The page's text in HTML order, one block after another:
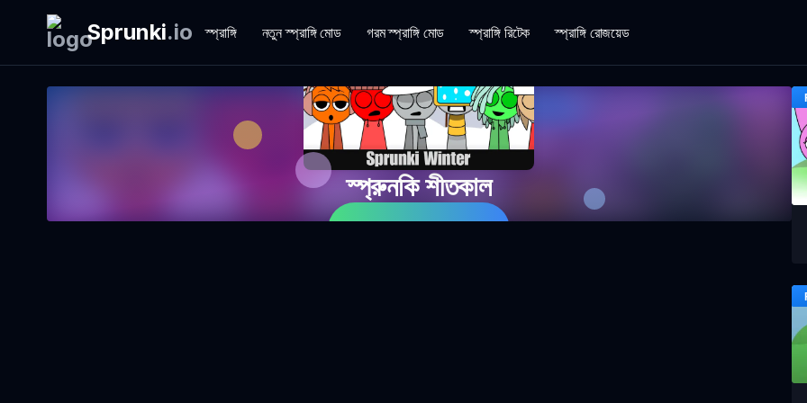
Sprunki.io স্প্রাঙ্গি নতুন স্প্রাঙ্গি মোড গরম স্প্রাঙ্গি মোড স্প্রাঙ্গি রিটেক স্প্রাঙ্গি রোজয়েড
স্প্রুনকি শীতকাল